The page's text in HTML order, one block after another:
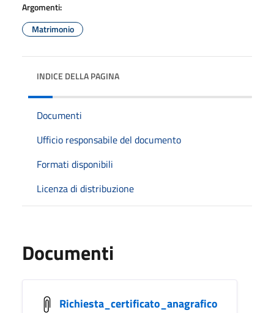
Argomenti:
Matrimonio
INDICE DELLA PAGINA
Documenti
Ufficio responsabile del documento
Formati disponibili
Licenza di distribuzione
Documenti
Richiesta_certificato_anagrafico